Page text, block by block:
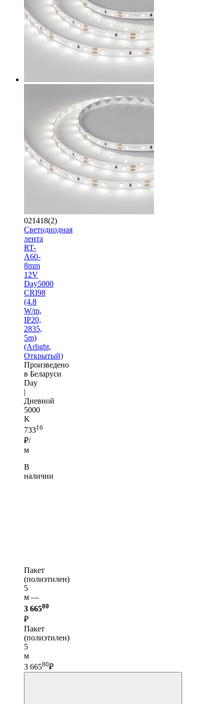
021418(2)
Светодиодная
лента
RT-
A60-
8mm
12V
Day5000
CRI98
(4.8
W/m,
IP20,
2835,
5m)
(Arlight,
Открытый)
Произведено
в Беларуси
Day
|
Дневной
5000
K
73316
₽/
м
В
наличии
Пакет
(полиэтилен)
5
м —
3 66580
₽
Пакет
(полиэтилен)
5
м
3 66580₽